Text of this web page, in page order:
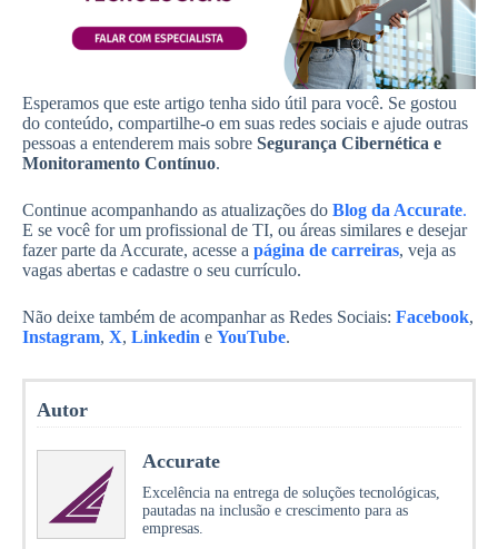
Esperamos que este artigo tenha sido útil para você. Se gostou
do conteúdo, compartilhe-o em suas redes sociais e ajude outras
pessoas a entenderem mais sobre Segurança Cibernética e
Monitoramento Contínuo.
Continue acompanhando as atualizações do Blog da Accurate.
E se você for um profissional de TI, ou áreas similares e desejar
fazer parte da Accurate, acesse a página de carreiras, veja as
vagas abertas e cadastre o seu currículo.
Não deixe também de acompanhar as Redes Sociais: Facebook,
Instagram, X, Linkedin e YouTube.
Autor
Accurate
Excelência na entrega de soluções tecnológicas,
pautadas na inclusão e crescimento para as
empresas.